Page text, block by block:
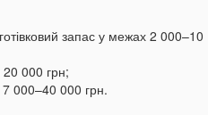
запас у межах 2 000–10
000 грн;
000–40 000 грн.